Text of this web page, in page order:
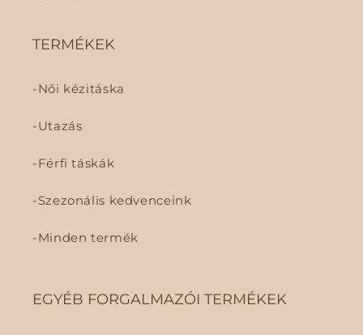
TERMÉKEK
Női kézitáska
Utazás
Férfi táskák
Szezonális kedvenceink
Minden termék
EGYÉB FORGALMAZÓI TERMÉKEK